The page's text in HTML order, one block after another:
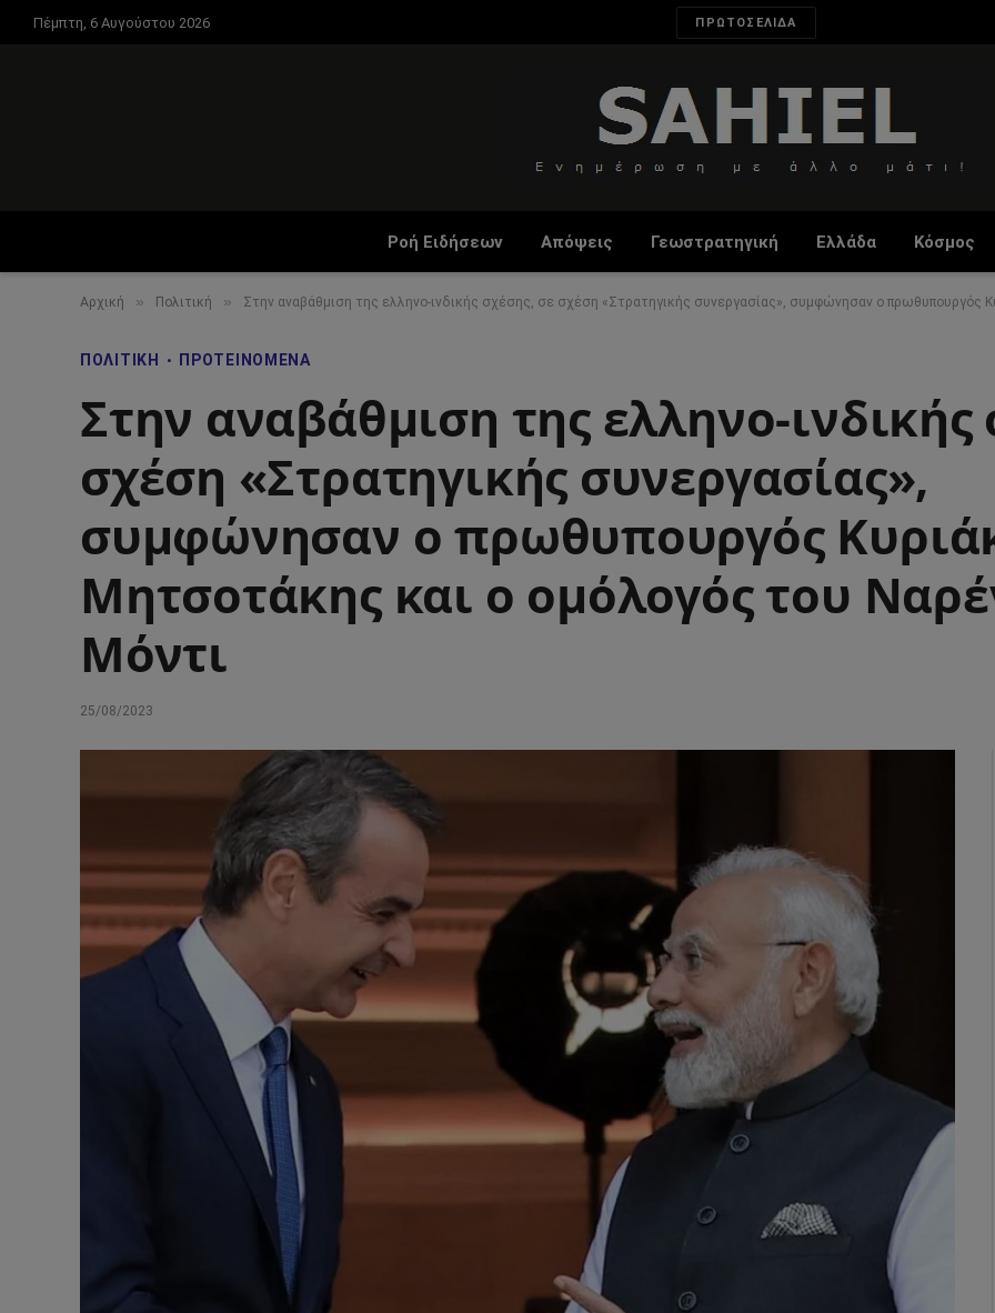
Πέμπτη, 6 Αυγούστου 2026 ΠΡΩΤΟΣΕΛΙΔΑ
Ροή Ειδήσεων Απόψεις Γεωστρατηγική Ελλάδα Κόσμος
Αρχική » Πολιτική » Στην αναβάθμιση της ελληνο-ινδικής σχέσης, σε σχέση «Στρατηγικής συνεργασίας», συμφώνησαν ο πρωθυπουργός
ΠΟΛΙΤΙΚΉ ΠΡΟΤΕΙΝΌΜΕΝΑ
Στην αναβάθμιση της ελληνο-ινδικής
σχέση «Στρατηγικής συνεργασίας»,
συμφώνησαν ο πρωθυπουργός
Μητσοτάκης και ο ομόλογός του
Μόντι
25/08/2023